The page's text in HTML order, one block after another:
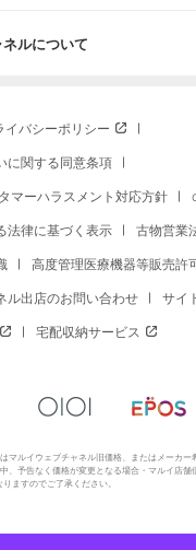
ルについて
イバシーポリシー
に関する同意条項
マーハラスメント対応方針
法律に基づく表示 古物営業
高度管理医療機器等販売許
ル出店のお問い合わせ サイ
宅配収納サービス
マルイウェブチャネル旧価格、またはメーカ
、予告なく価格が変更となる場合・マルイ店
ますのでご了承ください。